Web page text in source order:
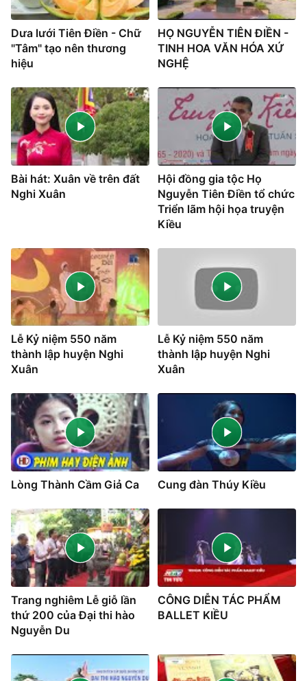
Dưa lưới Tiên Điền - Chữ
"Tâm" tạo nên thương
hiệu
HỌ NGUYỄN TIÊN ĐIỀN -
TINH HOA VĂN HÓA XỨ
NGHỆ
Bài hát: Xuân về trên đất
Nghi Xuân
Hội đồng gia tộc Họ
Nguyễn Tiên Điền tổ chức
Triển lãm hội họa truyện
Kiều
Lễ Kỷ niệm 550 năm
thành lập huyện Nghi
Xuân
Lễ Kỷ niệm 550 năm
thành lập huyện Nghi
Xuân
Lòng Thành Cầm Giả Ca Cung đàn Thúy Kiều
Trang nghiêm Lễ giỗ lần
thứ 200 của Đại thi hào
Nguyễn Du
CÔNG DIỄN TÁC PHẨM
BALLET KIỀU